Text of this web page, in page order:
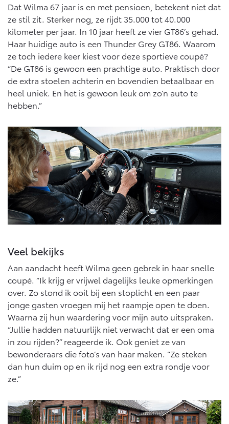
Dat Wilma 67 jaar is en met pensioen, betekent niet dat
ze stil zit. Sterker nog, ze rijdt 35.000 tot 40.000
kilometer per jaar. In 10 jaar heeft ze vier GT86’s gehad.
Haar huidige auto is een Thunder Grey GT86. Waarom
ze toch iedere keer kiest voor deze sportieve coupé?
“De GT86 is gewoon een prachtige auto. Praktisch door
de extra stoelen achterin en bovendien betaalbaar en
heel uniek. En het is gewoon leuk om zo’n auto te
hebben.”
Veel bekijks
Aan aandacht heeft Wilma geen gebrek in haar snelle
coupé. “Ik krijg er vrijwel dagelijks leuke opmerkingen
over. Zo stond ik ooit bij een stoplicht en een paar
jonge gasten vroegen mij het raampje open te doen.
Waarna zij hun waardering voor mijn auto uitspraken.
“Jullie hadden natuurlijk niet verwacht dat er een oma
in zou rijden?” reageerde ik. Ook geniet ze van
bewonderaars die foto’s van haar maken. “Ze steken
dan hun duim op en ik rijd nog een extra rondje voor
ze.”